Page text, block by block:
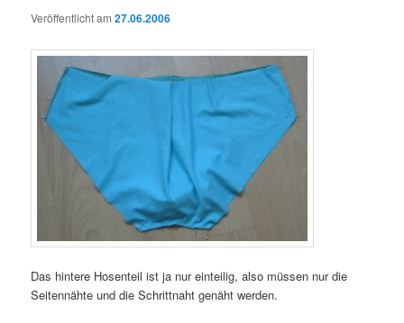
Veröffentlicht am27.06.2006
Das hintere Hosenteil ist ja nur einteilig, also müssen nur die
Seitennähte und die Schrittnaht genäht werden.